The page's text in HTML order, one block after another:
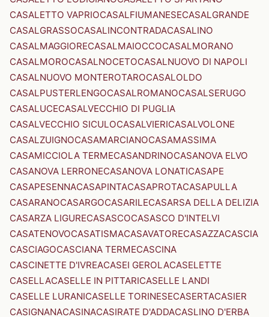
CASALETTO VAPRIOCASALFIUMANESECASALGRANDE
CASALGRASSOCASALINCONTRADACASALINO
CASALMAGGIORECASALMAIOCCOCASALMORANO
CASALMOROCASALNOCETOCASALNUOVO DI NAPOLI
CASALNUOVO MONTEROTAROCASALOLDO
CASALPUSTERLENGOCASALROMANOCASALSERUGO
CASALUCECASALVECCHIO DI PUGLIA
CASALVECCHIO SICULOCASALVIERICASALVOLONE
CASALZUIGNOCASAMARCIANOCASAMASSIMA
CASAMICCIOLA TERMECASANDRINOCASANOVA ELVO
CASANOVA LERRONECASANOVA LONATICASAPE
CASAPESENNACASAPINTACASAPROTACASAPULLA
CASARANOCASARGOCASARILECASARSA DELLA DELIZIA
CASARZA LIGURECASASCOCASASCO D'INTELVI
CASATENOVOCASATISMACASAVATORECASAZZACASCIA
CASCIAGOCASCIANA TERMECASCINA
CASCINETTE D'IVREACASEI GEROLACASELETTE
CASELLACASELLE IN PITTARICASELLE LANDI
CASELLE LURANICASELLE TORINESECASERTACASIER
CASIGNANACASINACASIRATE D'ADDACASLINO D'ERBA